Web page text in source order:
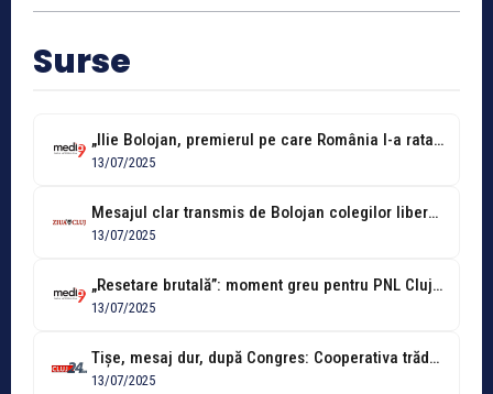
Surse
„Ilie Bolojan, premierul pe care România l-a ratat ani la rând”
13/07/2025
Mesajul clar transmis de Bolojan colegilor liberali: „Trebuie să reconstruim dreapta democratică...
13/07/2025
„Resetare brutală”: moment greu pentru PNL Cluj. Ce urmează?
13/07/2025
Tișe, mesaj dur, după Congres: Cooperativa trădătorilor și a non-performanței politice a...
13/07/2025